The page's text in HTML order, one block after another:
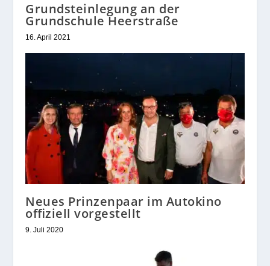
Grundsteinlegung an der
Grundschule Heerstraße
16. April 2021
Neues Prinzenpaar im Autokino
offiziell vorgestellt
9. Juli 2020